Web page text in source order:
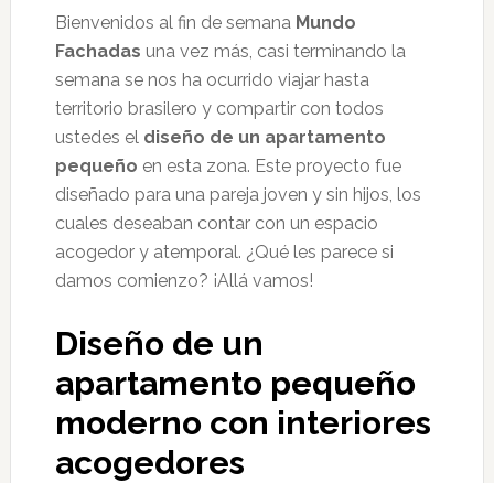
Bienvenidos al fin de semana Mundo
Fachadas una vez más, casi terminando la
semana se nos ha ocurrido viajar hasta
territorio brasilero y compartir con todos
ustedes el diseño de un apartamento
pequeño en esta zona. Este proyecto fue
diseñado para una pareja joven y sin hijos, los
cuales deseaban contar con un espacio
acogedor y atemporal. ¿Qué les parece si
damos comienzo? ¡Allá vamos!
Diseño de un
apartamento pequeño
moderno con interiores
acogedores